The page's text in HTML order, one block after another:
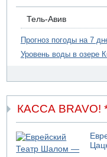
пострадал
07.08.2026 13:47
Ливанская армия
свадьбу
Саудовская Аравия
иракских ополченцев
Тель-Авив
Прогноз погоды на 7
Уровень воды в озере
КАССА BRAVO!